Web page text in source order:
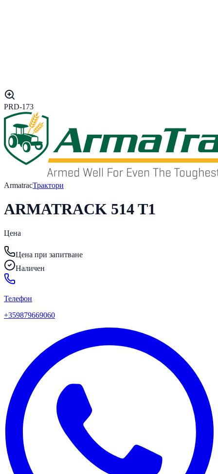
PRD-173
ArmatracТрактори
ARMATRACK 514 T1
Цена
Цена при запитване
Наличен
Телефон
+359879669060